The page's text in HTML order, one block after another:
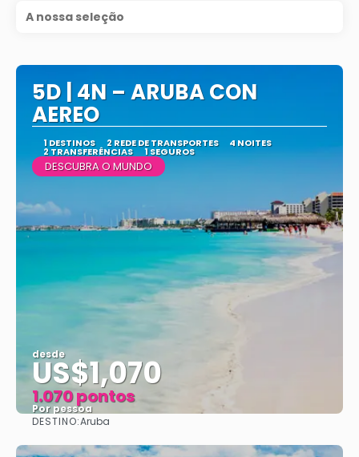
A nossa seleção
5D | 4N – ARUBA CON
AEREO
1 DESTINOS 2 REDE DE TRANSPORTES 4 NOITES
2 TRANSFERÊNCIAS 1 SEGUROS
DESCUBRA O MUNDO
desde
US$1,070
1.070 pontos
Por pessoa
DESTINO:Aruba